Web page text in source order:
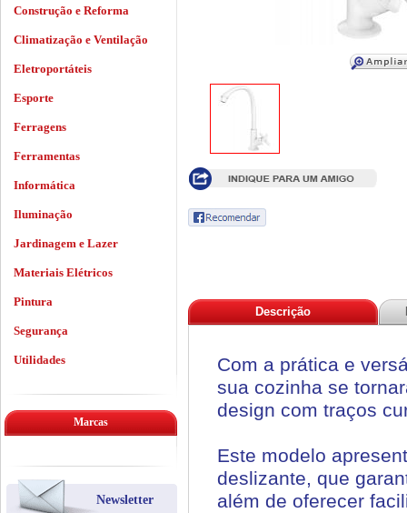
Descrição
Com a prática e
sua cozinha se
design com traços
Este modelo
deslizante, que
além de oferecer
Construção e Reforma
Climatização e Ventilação
Eletroportáteis
Esporte
Ferragens
Ferramentas
Informática
Iluminação
Jardinagem e Lazer
Materiais Elétricos
Pintura
Segurança
Utilidades
Marcas
Newsletter